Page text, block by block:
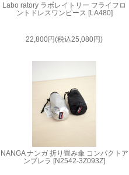
Labo ratory ラボレイトリー フライフロ
ントドレスワンピース [LA480]
22,800円(税込25,080円)
NANGA ナンガ 折り畳み傘 コンパクトア
ンブレラ [N2542-3Z093Z]